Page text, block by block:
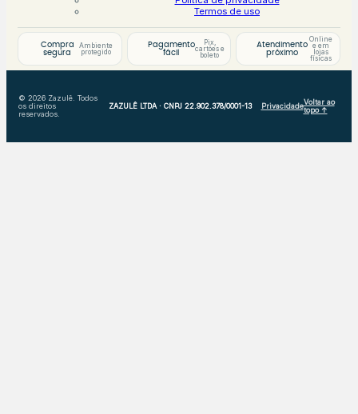
Termos de uso
Compra
segura
Ambiente
protegido
Pagamento
fácil
Pix,
cartões e
boleto
Atendimento
próximo
Online
e em
lojas
físicas
© 2026 Zazulê. Todos
os direitos
reservados.
ZAZULÊ LTDA · CNPJ 22.902.378/0001-13 PrivacidadeVoltar ao
topo ↑